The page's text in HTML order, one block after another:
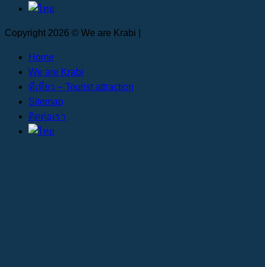
Copyright 2026 © We are Krabi |
Home
We are Krabi
ที่เที่ยว – Tourist attraction
Sitemap
ติดต่อเรา